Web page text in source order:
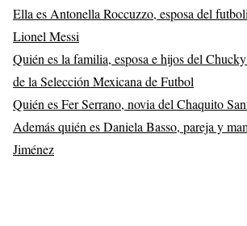
Ella es Antonella Roccuzzo, esposa del
Lionel Messi
Quién es la familia, esposa e hijos del
de la Selección Mexicana de Futbol
Quién es Fer Serrano, novia del Chaquito
Además quién es Daniela Basso, pareja y
Jiménez